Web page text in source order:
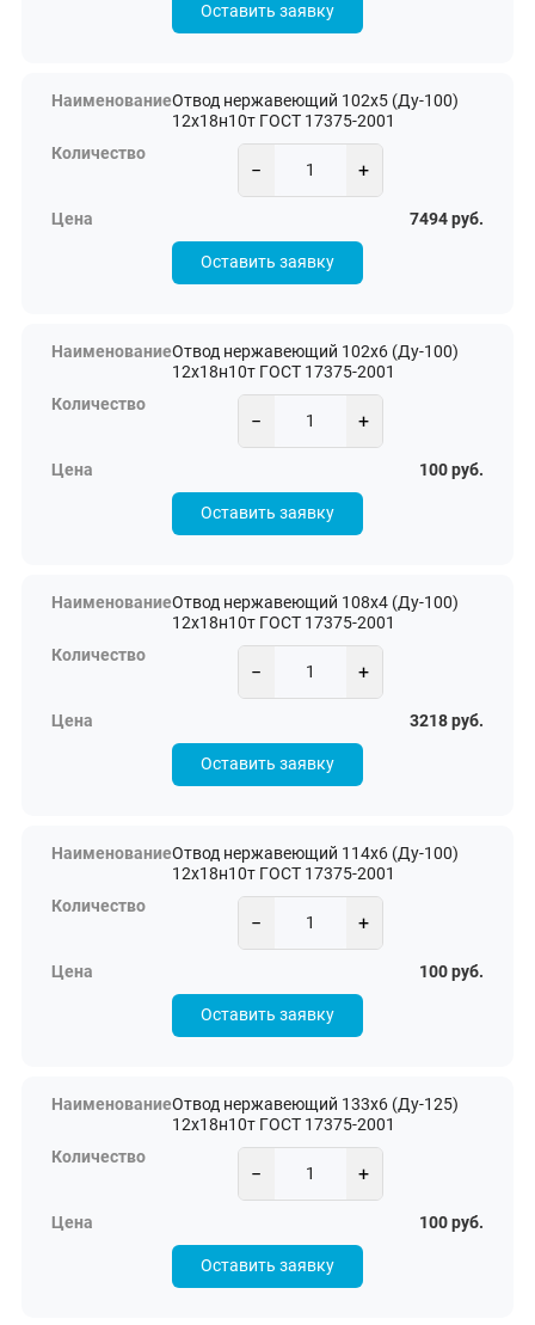
Оставить заявку
Отвод нержавеющий 102х5 (Ду-100)
12х18н10т ГОСТ 17375-2001
− +
7494 руб.
Оставить заявку
Отвод нержавеющий 102х6 (Ду-100)
12х18н10т ГОСТ 17375-2001
− +
100 руб.
Оставить заявку
Отвод нержавеющий 108х4 (Ду-100)
12х18н10т ГОСТ 17375-2001
− +
3218 руб.
Оставить заявку
Отвод нержавеющий 114х6 (Ду-100)
12х18н10т ГОСТ 17375-2001
− +
100 руб.
Оставить заявку
Отвод нержавеющий 133х6 (Ду-125)
12х18н10т ГОСТ 17375-2001
− +
100 руб.
Оставить заявку